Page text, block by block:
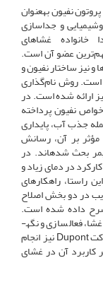
نفیون به­عنوان
و جداسازی
خانواده‌ غشاهای
عضو آن است.
نیز ساختار نفیون و
روش نام‌گذاری
ارائه شده است. در
نفیون پرداخته
جذب آب، پایداری
مؤثر بر آن، رسانش
بحث شده­اند. در
در دمای زیاد و
راستا، راهکارهای
در دو بخش اصلاح
داده شده است.
نگاهی مختصر بر کاربردهای نفیون، روش‌های تهیه‌ غشا، فعال­سازی و نگه­
داری آن و همچنین غشای نفیون تجاری ساخت شرکت Dupont نیز انجام
کاربرد آن در غشای